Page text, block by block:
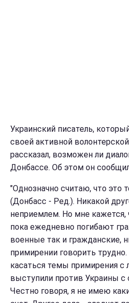
Украинский писатель,
своей активной
рассказал, возможен ли
Донбассе. Об этом он
"Однозначно считаю, что это
(Донбасс - Ред.). Никакой
неприемлем. Но мне кажется,
пока ежедневно погибают
военные так и гражданские,
примирении говорить
касаться темы примирения
выступили против Украины с
Честно говоря, я не имею